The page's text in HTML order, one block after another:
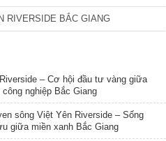
RIVERSIDE BẮC GIANG
– Cơ hội đầu tư vàng giữa
công nghiệp Bắc Giang
sông Việt Yên Riverside – Sống
giữa miền xanh Bắc Giang